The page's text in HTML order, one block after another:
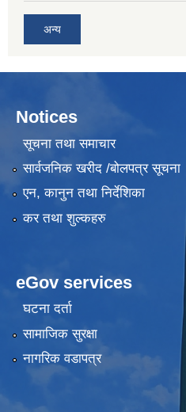
अन्य
Notices
सूचना तथा समाचार
सार्वजनिक खरीद /बोलपत्र सूचना
एन, कानुन तथा निर्देशिका
कर तथा शुल्कहरु
eGov services
घटना दर्ता
सामाजिक सुरक्षा
नागरिक वडापत्र